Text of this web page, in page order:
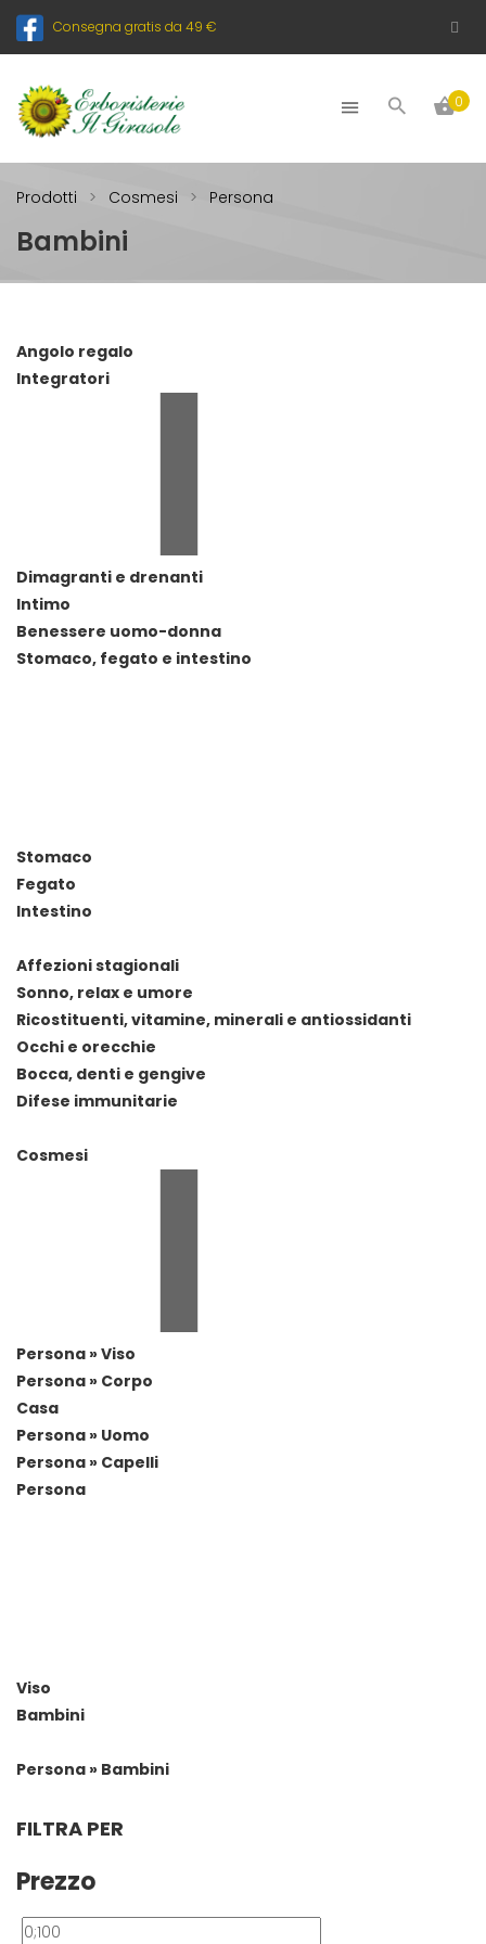
Consegna gratis da 49 €
0
Prodotti Cosmesi Persona
Bambini
Angolo regalo
Integratori
Dimagranti e drenanti
Intimo
Benessere uomo-donna
Stomaco, fegato e intestino
Stomaco
Fegato
Intestino
Affezioni stagionali
Sonno, relax e umore
Ricostituenti, vitamine, minerali e antiossidanti
Occhi e orecchie
Bocca, denti e gengive
Difese immunitarie
Cosmesi
Persona » Viso
Persona » Corpo
Casa
Persona » Uomo
Persona » Capelli
Persona
Viso
Bambini
Persona » Bambini
FILTRA PER
Prezzo